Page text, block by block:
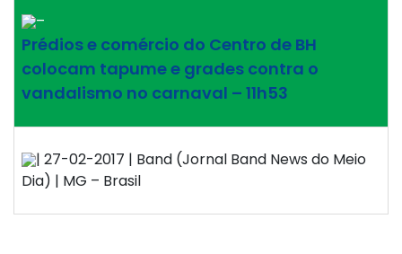
–
Prédios e comércio do Centro de BH
colocam tapume e grades contra o
vandalismo no carnaval – 11h53
| 27-02-2017 | Band (Jornal Band News do Meio
Dia) | MG – Brasil